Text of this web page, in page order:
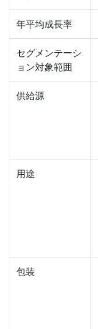
年平均成長率
セグメンテーシ
ョン対象範囲
供給源
用途
包装